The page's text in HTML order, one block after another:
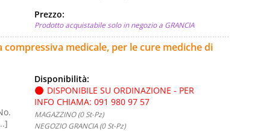
Prezzo:
Prodotto acquistabile solo in negozio a GRANCIA
compressiva medicale, per le cure mediche di
Disponibilità:
DISPONIBILE SU ORDINAZIONE - PER
INFO CHIAMA: 091 980 97 57
MAGAZZINO (0 St-Pz)
NEGOZIO GRANCIA (0 St-Pz)